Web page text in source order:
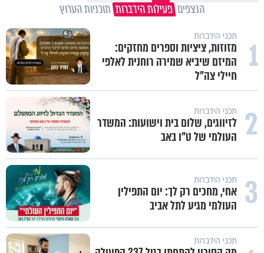
הנצפים פעילות הידברות תוכניות הערוץ
1 תכני הידברות
מזוזות, ציציות וספרים מחזקים:
המיזם שיביא שמירה רוחנית לאלפי
חיילי צה"ל
2 תכני הידברות
לזיווגים, שלום בית וישועות: המשדר
העולמי של ט"ו באב
3 תכני הידברות
אחי, מחכים רק לך: יום התפילין
העולמי מגיע לתל אביב
תכני הידברות